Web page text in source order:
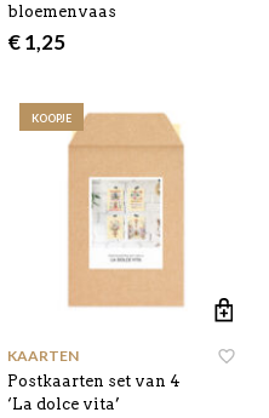
bloemenvaas
€1,25
KOOPJE
KAARTEN
Postkaarten set van 4
‘La dolce vita’